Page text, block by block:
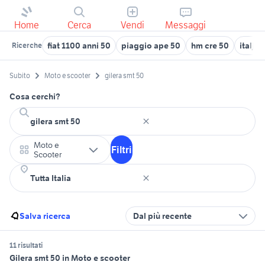
Home Cerca Vendi Messaggi
Ricerche fiat 1100 anni 50 piaggio ape 50 hm cre 50 italjet
Subito Moto e scooter gilera smt 50
Cosa cerchi?
Moto e
Scooter
Filtri
Salva ricerca Dal più recente
11 risultati
Gilera smt 50 in Moto e scooter